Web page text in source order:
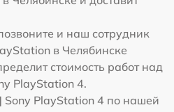
и наш сотрудник
в Челябинске
стоимость работ над
PlayStation 4.
Sony PlayStation 4 по нашей